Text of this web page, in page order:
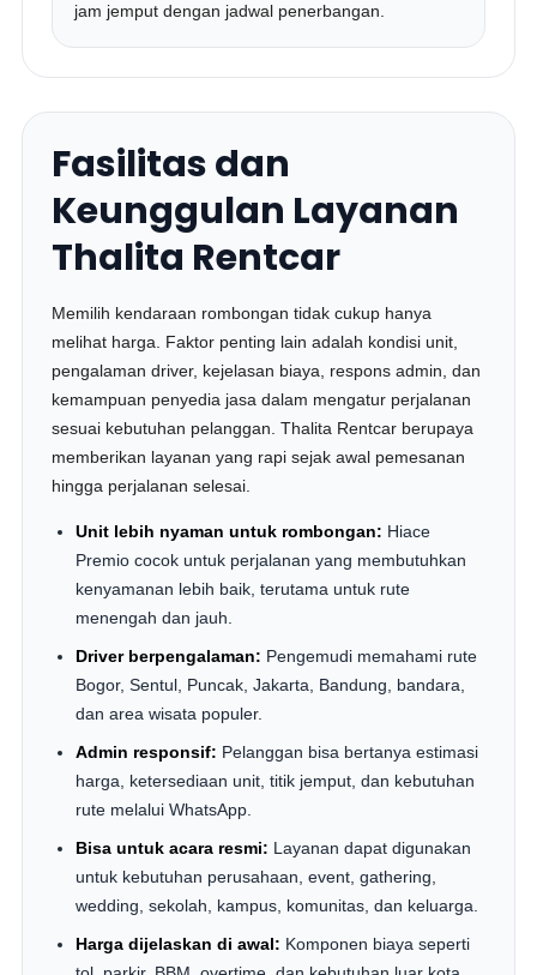
jam jemput dengan jadwal penerbangan.
Fasilitas dan
Keunggulan Layanan
Thalita Rentcar
Memilih kendaraan rombongan tidak cukup hanya
melihat harga. Faktor penting lain adalah kondisi unit,
pengalaman driver, kejelasan biaya, respons admin, dan
kemampuan penyedia jasa dalam mengatur perjalanan
sesuai kebutuhan pelanggan. Thalita Rentcar berupaya
memberikan layanan yang rapi sejak awal pemesanan
hingga perjalanan selesai.
Unit lebih nyaman untuk rombongan: Hiace
Premio cocok untuk perjalanan yang membutuhkan
kenyamanan lebih baik, terutama untuk rute
menengah dan jauh.
Driver berpengalaman: Pengemudi memahami rute
Bogor, Sentul, Puncak, Jakarta, Bandung, bandara,
dan area wisata populer.
Admin responsif: Pelanggan bisa bertanya estimasi
harga, ketersediaan unit, titik jemput, dan kebutuhan
rute melalui WhatsApp.
Bisa untuk acara resmi: Layanan dapat digunakan
untuk kebutuhan perusahaan, event, gathering,
wedding, sekolah, kampus, komunitas, dan keluarga.
Harga dijelaskan di awal: Komponen biaya seperti